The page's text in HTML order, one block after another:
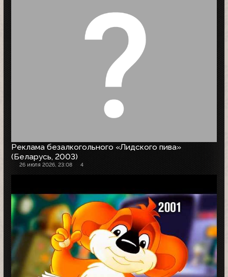
Реклама безалкогольного «Лидского пива»
(Беларусь, 2003)
26 июля 2026, 23:08 4